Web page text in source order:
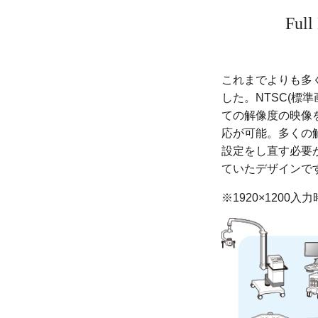
Full
これまでよりも多
した。NTSC(標
ての解像度の映像
応が可能。多くの
設定をし直す必要
ていたデザインで
※1920×1200入力